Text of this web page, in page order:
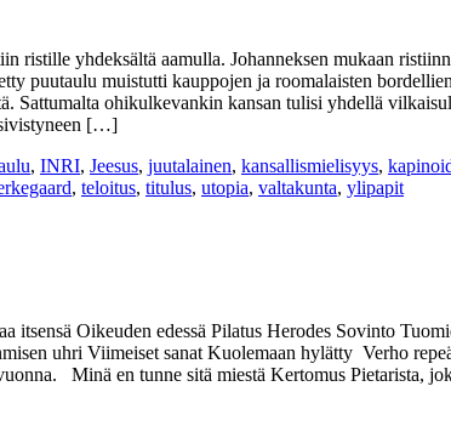
ristille yhdeksältä aamulla. Johanneksen mukaan
puutaulu muistutti kauppojen ja roomalaisten
Sattumalta ohikulkevankin kansan tulisi yhdellä
[…]
, INRI, Jeesus, juutalainen, kansallismielisyys,
, teloitus, titulus, utopia, valtakunta, ylipapit
Oikeuden edessä Pilatus Herodes Sovinto
uhri Viimeiset sanat Kuolemaan hylätty Verho
Minä en tunne sitä miestä Kertomus Pietarista,